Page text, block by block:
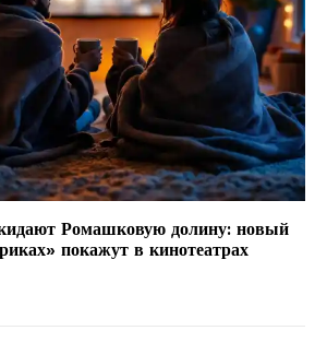
Ромашковую долину: новый
покажут в кинотеатрах